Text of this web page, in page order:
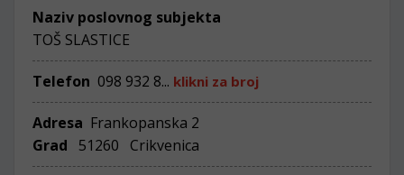
Naziv poslovnog subjekta
TOŠ SLASTICE
Telefon 098 932 8... klikni za broj
Adresa Frankopanska 2
Grad
51260 Crikvenica